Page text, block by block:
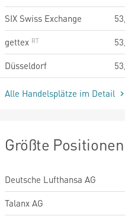
SIX Swiss Exchange
gettex
Düsseldorf
Alle Handelsplätze im Detail
Größte Positionen
Deutsche Lufthansa AG
Talanx AG